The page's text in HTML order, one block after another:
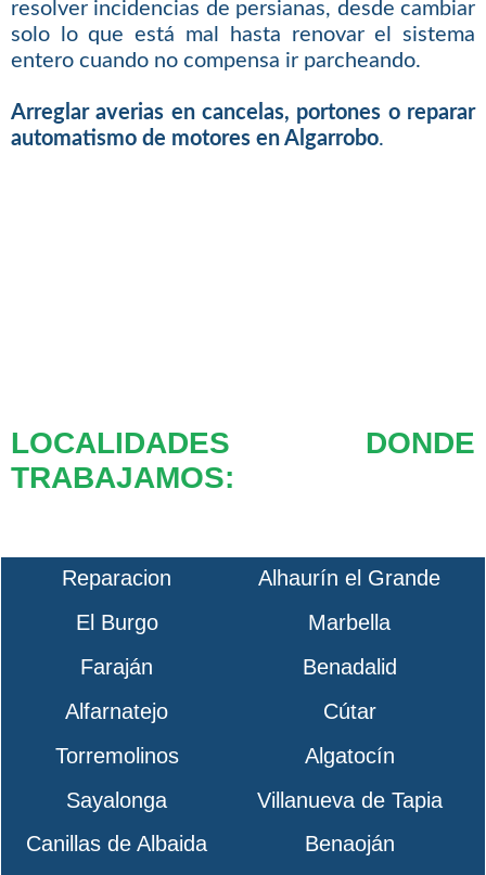
resolver incidencias de persianas, desde cambiar
solo lo que está mal hasta renovar el sistema
entero cuando no compensa ir parcheando.
Arreglar averias en cancelas, portones o reparar
automatismo de motores en Algarrobo.
LOCALIDADES DONDE
TRABAJAMOS:
Reparacion
Alhaurín el Grande
El Burgo
Marbella
Faraján
Benadalid
Alfarnatejo
Cútar
Torremolinos
Algatocín
Sayalonga
Villanueva de Tapia
Canillas de Albaida
Benaoján